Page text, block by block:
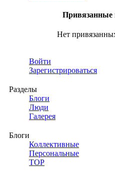
Привязанные
Нет
Войти
Зарегистрироваться
Разделы
Блоги
Люди
Галерея
Блоги
Коллективные
Персональные
TOP